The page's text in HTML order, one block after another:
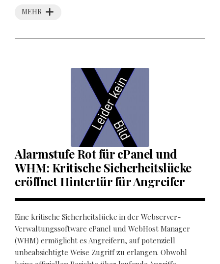
MEHR
Alarmstufe Rot für cPanel und
WHM: Kritische Sicherheitslücke
eröffnet Hintertür für Angreifer
Eine kritische Sicherheitslücke in der Webserver-
Verwaltungssoftware cPanel und WebHost Manager
(WHM) ermöglicht es Angreifern, auf potenziell
unbeabsichtigte Weise Zugriff zu erlangen. Obwohl